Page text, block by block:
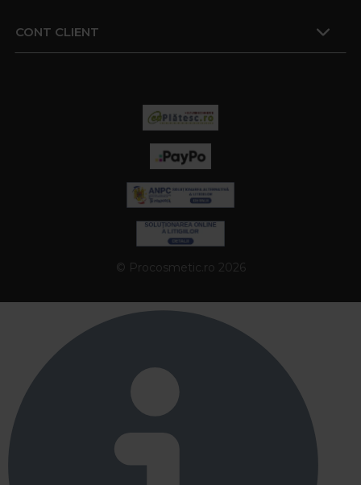
CONT CLIENT
© Procosmetic.ro 2026